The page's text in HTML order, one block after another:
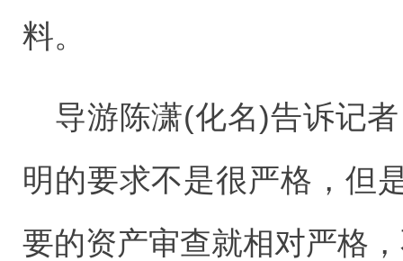
料。
导游陈潇(化名)告诉记
明的要求不是很严格，但
要的资产审查就相对严格